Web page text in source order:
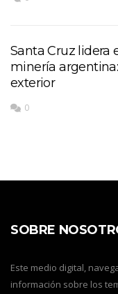
Santa Cruz lidera
minería
exterior
0
SOBRE
Este medio digital,
información sobre los